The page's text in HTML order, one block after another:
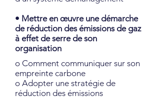
• Mettre en œuvre une démarche
de réduction des émissions de gaz
à effet de serre de son
organisation
o Comment communiquer sur son
empreinte carbone
o Adopter une stratégie de
réduction des émissions